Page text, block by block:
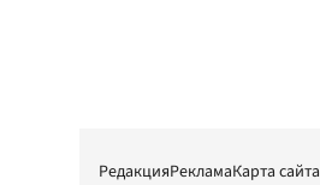
РедакцияРекламаКарта сайта